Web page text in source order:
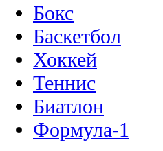
Бокс
Баскетбол
Хоккей
Теннис
Биатлон
Формула-1